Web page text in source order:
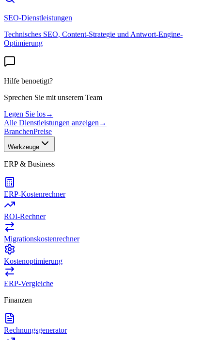
SEO-Dienstleistungen
Technisches SEO, Content-Strategie und Antwort-Engine-
Optimierung
Hilfe benoetigt?
Sprechen Sie mit unserem Team
Legen Sie los→
Alle Dienstleistungen anzeigen →
BranchenPreise
Werkzeuge
ERP & Business
ERP-Kostenrechner
ROI-Rechner
Migrationskostenrechner
Kostenoptimierung
ERP-Vergleiche
Finanzen
Rechnungsgenerator